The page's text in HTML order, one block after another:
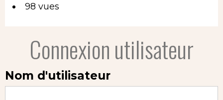
98 vues
Connexion utilisateur
Nom d'utilisateur